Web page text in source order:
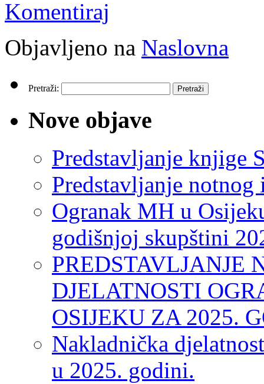
Komentiraj
Objavljeno na Naslovna
Pretraži:
Nove objave
Predstavljanje knjige
Predstavljanje
Ogranak MH u
godišnjoj skupštini
PREDSTAVLJANJE
DJELATNOSTI
OSIJEKU ZA 2025.
Nakladnička
u 2025. godini.